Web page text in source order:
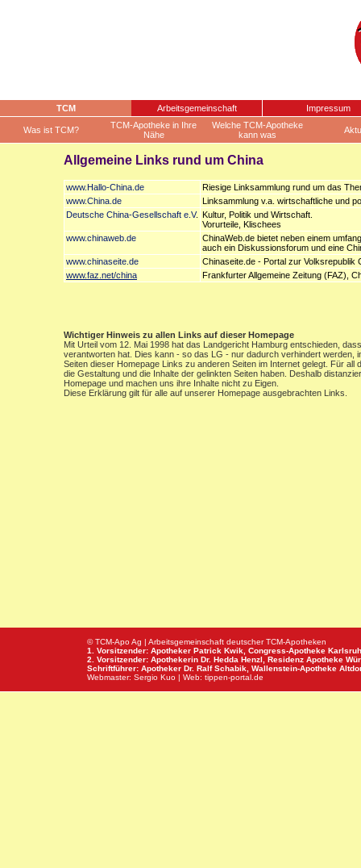
TCM Arbeitsgemeinschaft Impressum
Was ist TCM?
TCM-Apotheke in Ihre
Nähe
Welche TCM-Apotheke
kann was
Allgemeine Links rund um China
www.Hallo-China.de
Riesige Linksammlung rund um das
www.China.de
Linksammlung v.a. wirtschaftliche und
Deutsche China-Gesellschaft e.V. Kultur, Politik und Wirtschaft.
Vorurteile, Klischees
www.chinaweb.de
ChinaWeb.de bietet neben einem
auch ein Diskussionsforum und eine
www.chinaseite.de
Chinaseite.de - Portal zur Volksrepublik
www.faz.net/china
Frankfurter Allgemeine Zeitung (FAZ),
Wichtiger Hinweis zu allen Links auf dieser Homepage
Mit Urteil vom 12. Mai 1998 hat das Landgericht Hamburg entschieden,
verantworten hat. Dies kann - so das LG - nur dadurch verhindert
Seiten dieser Homepage Links zu anderen Seiten im Internet gelegt. Für
die Gestaltung und die Inhalte der gelinkten Seiten haben. Deshalb
Homepage und machen uns ihre Inhalte nicht zu Eigen.
Diese Erklärung gilt für alle auf unserer Homepage ausgebrachten Links.
© TCM-Apo Ag | Arbeitsgemeinschaft deutscher TCM-Apotheken
1. Vorsitzender: Apotheker Patrick Kwik, Congress-Apotheke
2. Vorsitzender: Apothekerin Dr. Hedda Henzl, Residenz Apotheke
Schriftführer: Apotheker Dr. Ralf Schabik, Wallenstein-Apotheke
Webmaster: Sergio Kuo | Web: tippen-portal.de